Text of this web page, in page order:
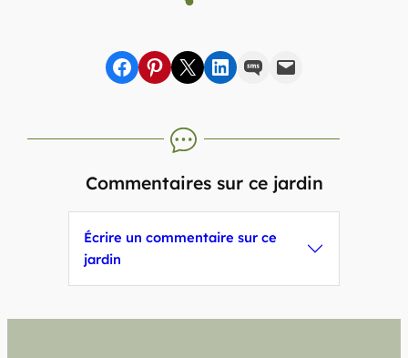
Share on Facebook
sur Pinterest
sur X sur LinkedIn
par SMSpar e-mail
Commentaires sur ce jardin
Écrire un commentaire sur ce
jardin